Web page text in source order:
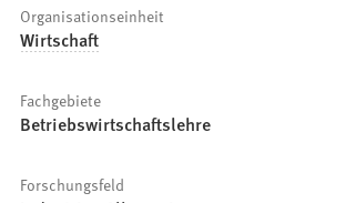
Organisationseinheit
Wirtschaft
Fachgebiete
Betriebswirtschaftslehre
Forschungsfeld